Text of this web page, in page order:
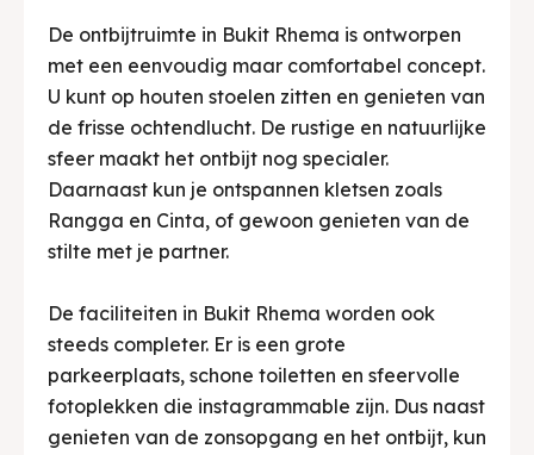
De ontbijtruimte in Bukit Rhema is ontworpen
met een eenvoudig maar comfortabel concept.
U kunt op houten stoelen zitten en genieten van
de frisse ochtendlucht. De rustige en natuurlijke
sfeer maakt het ontbijt nog specialer.
Daarnaast kun je ontspannen kletsen zoals
Rangga en Cinta, of gewoon genieten van de
stilte met je partner.
De faciliteiten in Bukit Rhema worden ook
steeds completer. Er is een grote
parkeerplaats, schone toiletten en sfeervolle
fotoplekken die instagrammable zijn. Dus naast
genieten van de zonsopgang en het ontbijt, kun